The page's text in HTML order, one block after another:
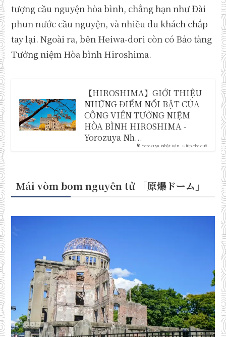
tượng cầu nguyện hòa bình, chẳng hạn như Đài
phun nước cầu nguyện, và nhiều du khách chắp
tay lại. Ngoài ra, bên Heiwa-dori còn có Bảo tàng
Tưởng niệm Hòa bình Hiroshima.
Yorozuya Nhật Bản - Giúp cho cuộ...
【HIROSHIMA】GIỚI THIỆU
NHỮNG ĐIỂM NỔI BẬT CỦA
CÔNG VIÊN TƯỞNG NIỆM
HÒA BÌNH HIROSHIMA -
Yorozuya Nh...
Mái vòm bom nguyên tử 「原爆ドーム 」